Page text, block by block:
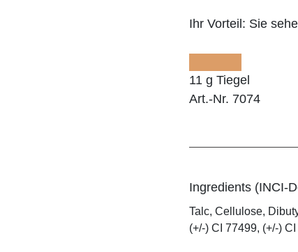
Ihr Vorteil: Sie
11 g Tiegel
Art.-Nr. 7074
Ingredients (INCI-
Talc, Cellulose,
(+/-) CI 77499, (+/-)